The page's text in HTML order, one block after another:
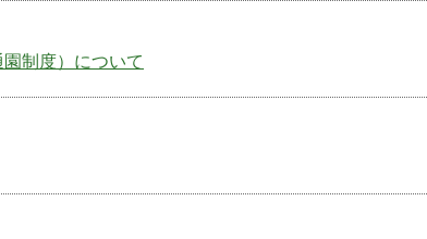
制度）について